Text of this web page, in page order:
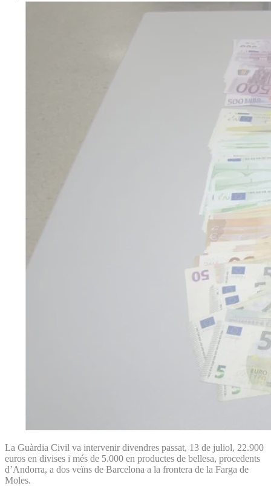
La Guàrdia Civil va intervenir divendres passat, 13 de juliol, 22.900
euros en divises i més de 5.000 en productes de bellesa, procedents
d’Andorra, a dos veïns de Barcelona a la frontera de la Farga de
Moles.